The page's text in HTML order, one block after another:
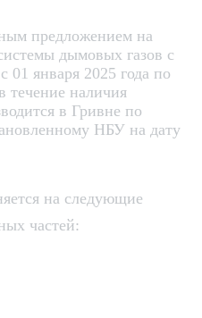
предложением на
дымовых газов с
01 января 2025 года по
течение наличия
в Гривне по
НБУ на дату
на следующие
частей: